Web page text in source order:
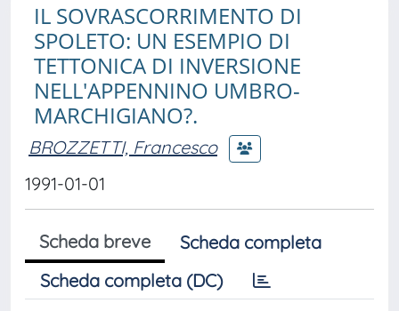
IL SOVRASCORRIMENTO DI
SPOLETO: UN ESEMPIO DI
TETTONICA DI INVERSIONE
NELL'APPENNINO UMBRO-
MARCHIGIANO?.
BROZZETTI, Francesco
1991-01-01
Scheda breve
Scheda completa
Scheda completa (DC)